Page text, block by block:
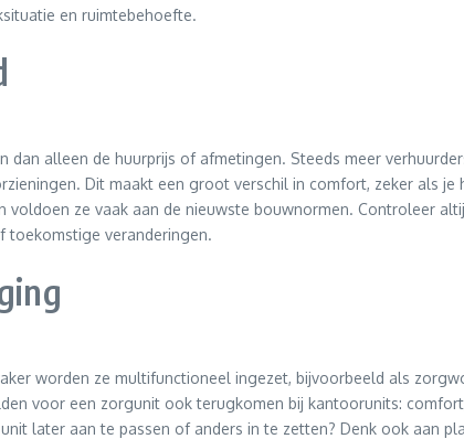
en ruimtebehoefte.
alleen de huurprijs of afmetingen. Steeds meer
Dit maakt een groot verschil in comfort, zeker als
ze vaak aan de nieuwste bouwnormen. Controleer
toekomstige veranderingen.
worden ze multifunctioneel ingezet, bijvoorbeeld als
voor een zorgunit ook terugkomen bij kantoorunits:
later aan te passen of anders in te zetten? Denk ook aan